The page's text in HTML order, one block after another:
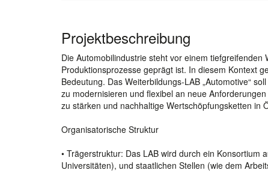
Projektbeschreibung
Die Automobilindustrie steht vor einem
Produktionsprozesse geprägt ist. In diesem Kontext
Bedeutung. Das Weiterbildungs-LAB „Automotive“
zu modernisieren und flexibel an neue
zu stärken und nachhaltige Wertschöpfungsketten in
Organisatorische Struktur
• Trägerstruktur: Das LAB wird durch ein
Universitäten), und staatlichen Stellen (wie dem